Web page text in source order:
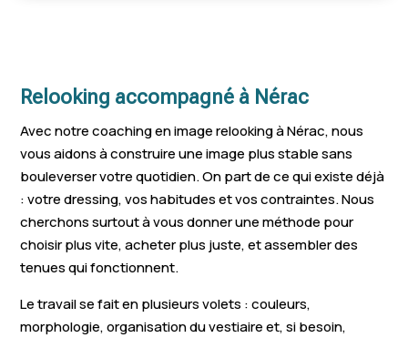
Relooking accompagné à Nérac
Avec notre coaching en image relooking à Nérac, nous
vous aidons à construire une image plus stable sans
bouleverser votre quotidien. On part de ce qui existe déjà
: votre dressing, vos habitudes et vos contraintes. Nous
cherchons surtout à vous donner une méthode pour
choisir plus vite, acheter plus juste, et assembler des
tenues qui fonctionnent.
Le travail se fait en plusieurs volets : couleurs,
morphologie, organisation du vestiaire et, si besoin,